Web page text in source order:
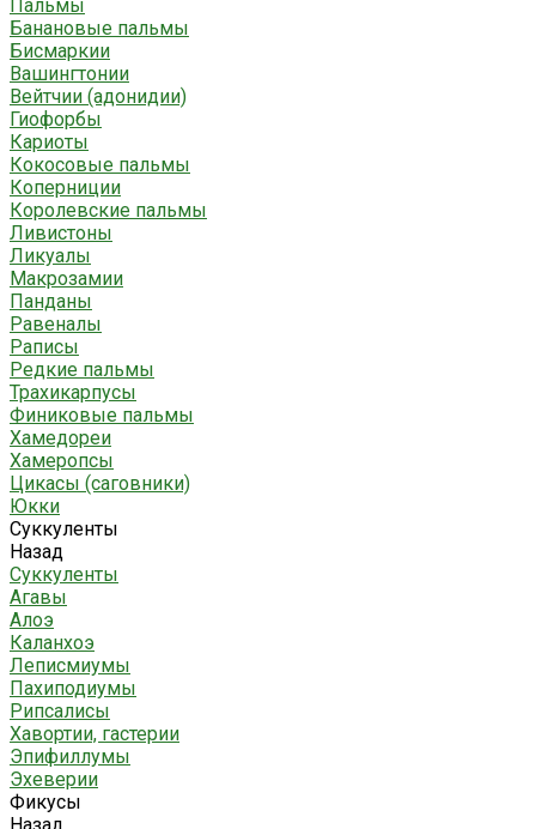
Пальмы
Банановые пальмы
Бисмаркии
Вашингтонии
Вейтчии (адонидии)
Гиофорбы
Кариоты
Кокосовые пальмы
Коперниции
Королевские пальмы
Ливистоны
Ликуалы
Макрозамии
Панданы
Равеналы
Раписы
Редкие пальмы
Трахикарпусы
Финиковые пальмы
Хамедореи
Хамеропсы
Цикасы (саговники)
Юкки
Суккуленты
Назад
Суккуленты
Агавы
Алоэ
Каланхоэ
Леписмиумы
Пахиподиумы
Рипсалисы
Хавортии, гастерии
Эпифиллумы
Эхеверии
Фикусы